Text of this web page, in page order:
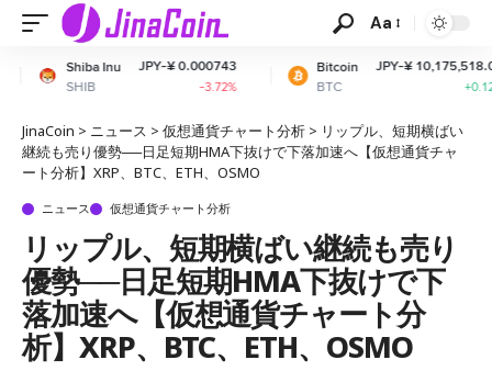
Aa
JPY-¥ 0.000743
Bitcoin
BTC
JPY-¥ 10,175,518.03
JinaCoin > ニュース > 仮想通貨チャート分析 > リップル、短期横ばい
継続も売り優勢──日足短期HMA下抜けで下落加速へ【仮想通貨チャ
ート分析】XRP、BTC、ETH、OSMO
ニュース 仮想通貨チャート分析
リップル、短期横ばい継続も売り
優勢──日足短期HMA下抜けで下
落加速へ【仮想通貨チャート分
析】XRP、BTC、ETH、OSMO